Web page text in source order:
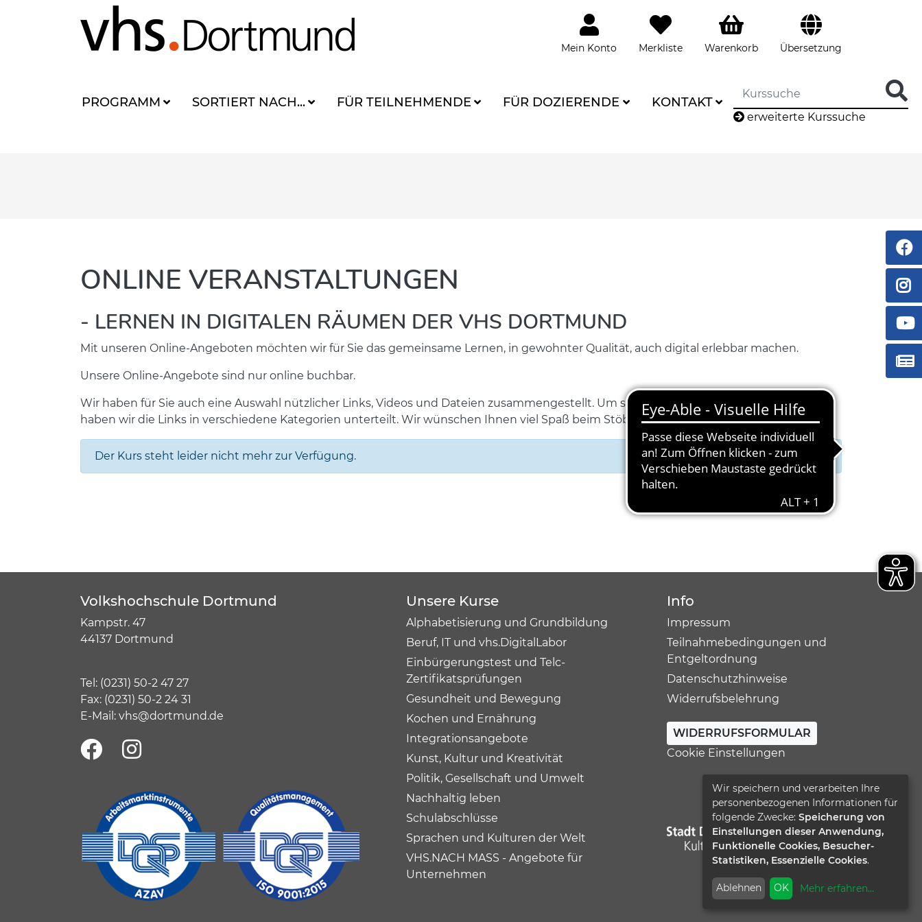
Mein Konto Merkliste Warenkorb Übersetzung
PROGRAMM SORTIERT NACH... FÜR TEILNEHMENDE FÜR DOZIERENDE KONTAKT
erweiterte Kurssuche
ONLINE VERANSTALTUNGEN
- LERNEN IN DIGITALEN RÄUMEN DER VHS DORTMUND
Mit unseren Online-Angeboten möchten wir für Sie das gemeinsame Lernen, in gewohnter Qualität, auch digital erlebbar machen.
Unsere Online-Angebote sind nur online buchbar.
Wir haben für Sie auch eine Auswahl nützlicher Links, Videos und Dateien zusammengestellt. Um sich besser zurecht finden zu können,
haben wir die Links in verschiedene Kategorien unterteilt. Wir wünschen Ihnen viel Spaß beim Stöbern
Der Kurs steht leider nicht mehr zur Verfügung.
Volkshochschule Dortmund
Kampstr. 47
44137 Dortmund
Tel: (0231) 50-2 47 27
Fax: (0231) 50-2 24 31
E-Mail: vhs@dortmund.de
Unsere Kurse
Alphabetisierung und Grundbildung
Beruf, IT und vhs.DigitalLabor
Einbürgerungstest und Telc-
Zertifikatsprüfungen
Gesundheit und Bewegung
Kochen und Ernährung
Integrationsangebote
Kunst, Kultur und Kreativität
Politik, Gesellschaft und Umwelt
Nachhaltig leben
Schulabschlüsse
Sprachen und Kulturen der Welt
VHS.NACH MASS - Angebote für
Unternehmen
Info
Impressum
Teilnahmebedingungen und
Entgeltordnung
Datenschutzhinweise
Widerrufsbelehrung
WIDERRUFSFORMULAR
Cookie Einstellungen
Wir speichern und verarbeiten Ihre
personenbezogenen Informationen für
folgende Zwecke: Speicherung von
Einstellungen dieser Anwendung,
Funktionelle Cookies, Besucher-
Statistiken, Essenzielle Cookies.
Ablehnen OK Mehr erfahren...